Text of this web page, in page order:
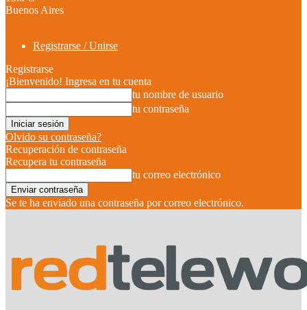
Buenos Aires
Registrarse / Unirse
Registrarse
¡Bienvenido! Ingresa en tu cuenta
tu nombre de usuario
tu contraseña
Olvido su contraseña?
Recuperación de contraseña
Recupera tu contraseña
tu correo electrónico
Se te ha enviado una contraseña por correo electrónico.